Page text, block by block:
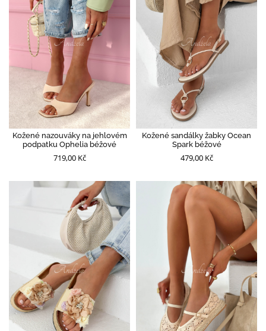
Kožené nazouváky na jehlovém
podpatku Ophelia béžové
719,00 Kč
Kožené sandálky žabky Ocean
Spark béžové
479,00 Kč